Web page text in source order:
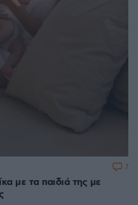
με τα παιδιά της με
7